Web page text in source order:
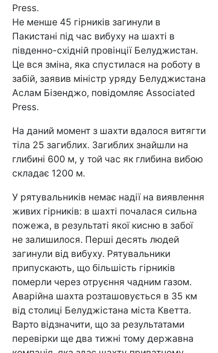
Press.
Не менше 45 гірників загинули в
Пакистані під час вибуху на шахті в
південно-східній провінції Белуджистан.
Це вся зміна, яка спустилася на роботу в
забій, заявив міністр уряду Белуджистана
Аслам Бізенджо, повідомляє Associated
Press.
На даний момент з шахти вдалося витягти
тіла 25 загиблих. Загиблих знайшли на
глибині 600 м, у той час як глибина вибою
складає 1200 м.
У рятувальників немає надії на виявлення
живих гірників: в шахті почалася сильна
пожежа, в результаті якої кисню в забої
не залишилося. Перші десять людей
загинули від вибуху. Рятувальники
припускають, що більшість гірників
померли через отруєння чадним газом.
Аварійна шахта розташовується в 35 км
від столиці Белуджістана міста Кветта.
Варто відзначити, що за результатами
перевірки ще два тижні тому державна